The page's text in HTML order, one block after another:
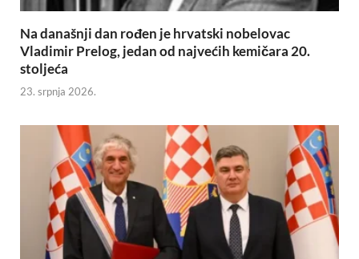
Na današnji dan rođen je hrvatski nobelovac
Vladimir Prelog, jedan od najvećih kemičara 20.
stoljeća
23. srpnja 2026.